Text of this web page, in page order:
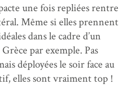
une fois repliées rentre
Même si elles prennent
dans le cadre d’un
par exemple. Pas
déployées le soir face au
elles sont vraiment top !